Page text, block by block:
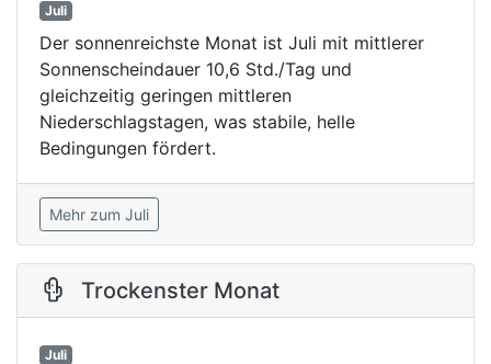
Juli
Der sonnenreichste Monat ist Juli mit mittlerer
Sonnenscheindauer 10,6 Std./Tag und
gleichzeitig geringen mittleren
Niederschlagstagen, was stabile, helle
Bedingungen fördert.
Mehr zum Juli
Trockenster Monat
Juli